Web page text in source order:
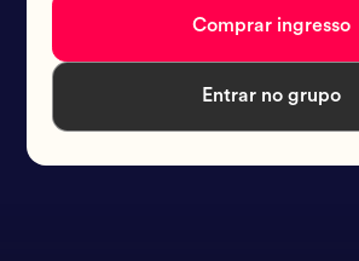
Comprar ingresso
Entrar no grupo